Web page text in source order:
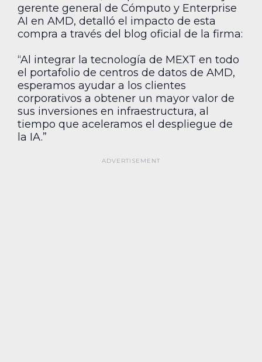
gerente general de Cómputo y Enterprise
AI en AMD, detalló el impacto de esta
compra a través del blog oficial de la firma:
“Al integrar la tecnología de MEXT en todo
el portafolio de centros de datos de AMD,
esperamos ayudar a los clientes
corporativos a obtener un mayor valor de
sus inversiones en infraestructura, al
tiempo que aceleramos el despliegue de
la IA.”